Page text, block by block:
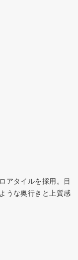
アタイルを採用。目
うな奥行きと上質感